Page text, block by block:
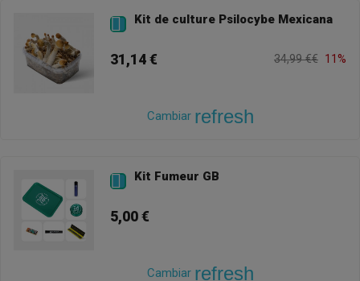
 Kit de culture Psilocybe Mexicana
31,14 € 34,99 €€ 11%
Cambiar refresh
 Kit Fumeur GB
5,00 €
Cambiar refresh